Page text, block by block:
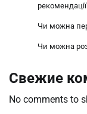
рекомендації
Чи можна
Чи можна
Свежие
No comments to